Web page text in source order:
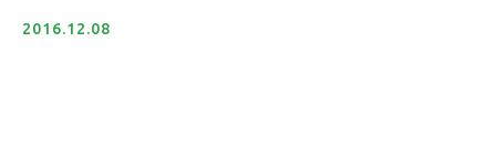
2016.12.08